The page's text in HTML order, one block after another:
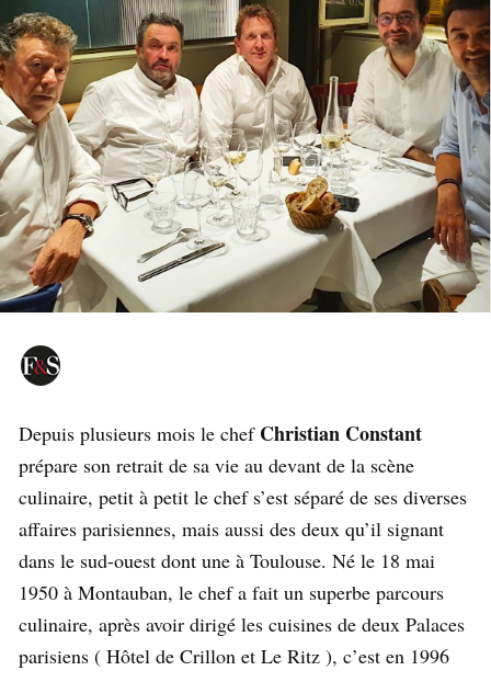
Depuis plusieurs mois le chef Christian Constant
prépare son retrait de sa vie au devant de la scène
culinaire, petit à petit le chef s’est séparé de ses diverses
affaires parisiennes, mais aussi des deux qu’il signant
dans le sud-ouest dont une à Toulouse. Né le 18 mai
1950 à Montauban, le chef a fait un superbe parcours
culinaire, après avoir dirigé les cuisines de deux Palaces
parisiens ( Hôtel de Crillon et Le Ritz ), c’est en 1996